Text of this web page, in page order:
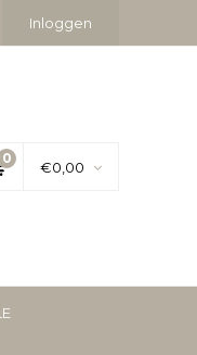
Inloggen
0
€0,00